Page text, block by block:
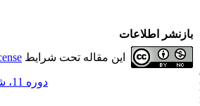
بازنشر اطلاعات
این مقاله تحت شرایط
دوره 11، شماره 2 - ( تابستان 1388 )